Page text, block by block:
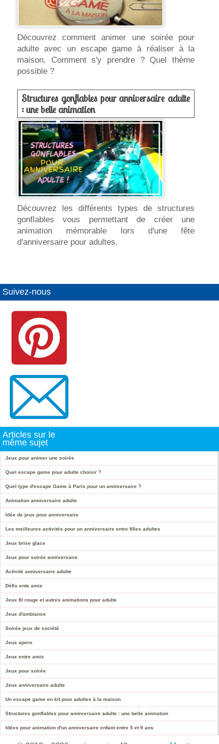
Découvrez comment animer une soirée pour
adulte avec un escape game à réaliser à la
maison. Comment s'y prendre ? Quel thème
possible ?
Structures gonflables pour anniversaire adulte
: une belle animation
Découvrez les différents types de structures
gonflables vous permettant de créer une
animation mémorable lors d'une fête
d'anniversaire pour adultes.
Suivez-nous
Articles sur le
même sujet
Jeux pour animer une soirée
Quel escape game pour adulte choisir ?
Quel type d'escape Game à Paris pour un anniversaire ?
Animation anniversaire adulte
Idée de jeux pour anniversaire
Les meilleures activités pour un anniversaire entre filles adultes
Jeux brise glace
Jeux pour soirée anniversaire
Activité anniversaire adulte
Défis ente amis
Jeux fil rouge et autres animations pour adulte
Jeux d'ambiance
Soirée jeux de société
Jeux apero
Jeux entre amis
Jeux pour soirée
Jeux anniversaire adulte
Un escape game en kit pour adultes à la maison
Structures gonflables pour anniversaire adulte : une belle animation
Idées pour animation d'un anniversaire enfant entre 5 et 9 ans